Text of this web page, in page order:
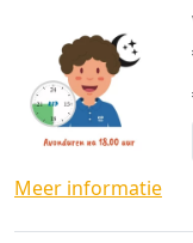
Meer informatie